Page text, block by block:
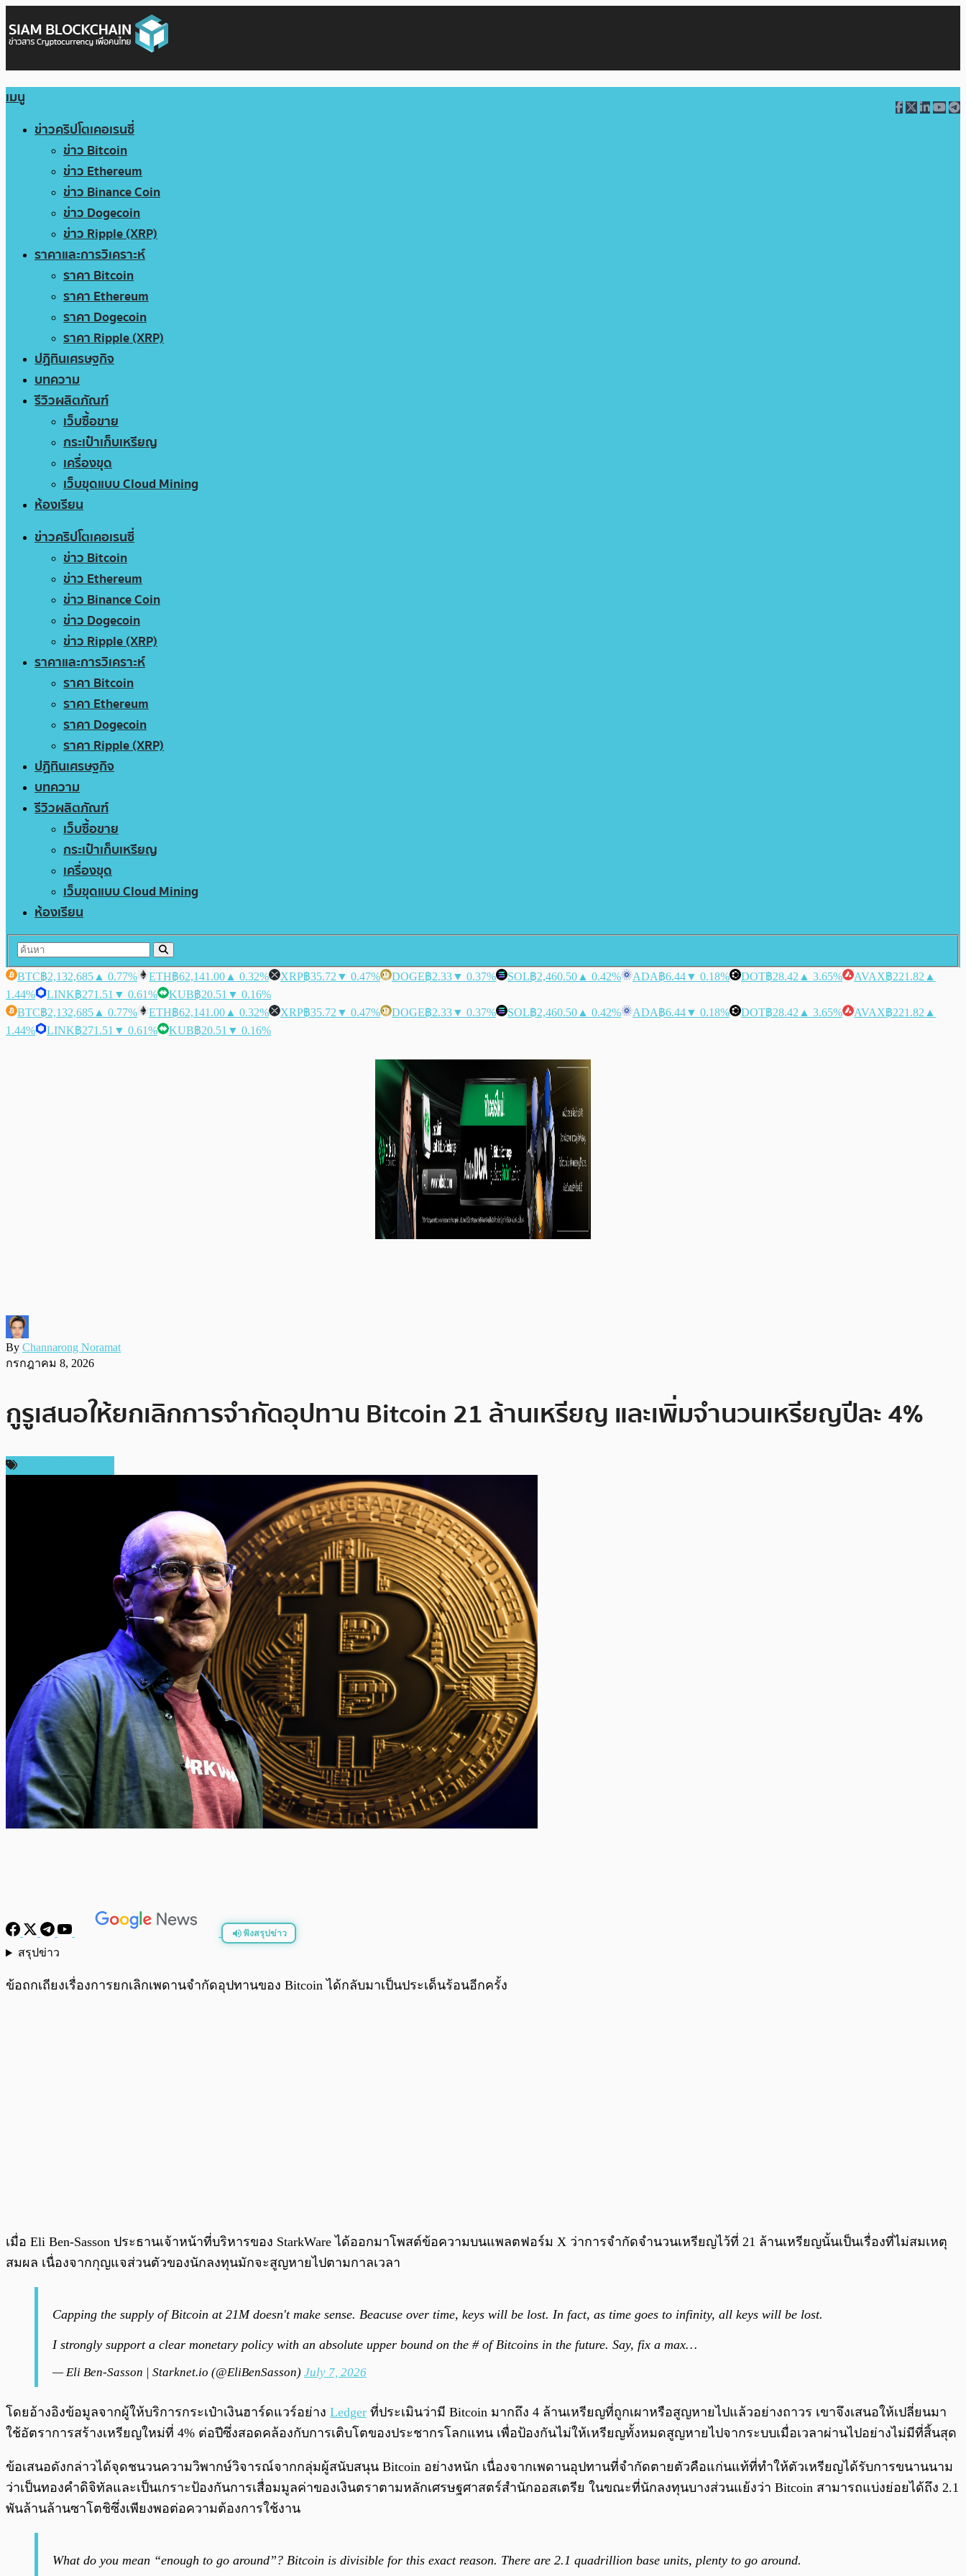
เมนู
ข่าวคริปโตเคอเรนซี่
ข่าว Bitcoin
ข่าว Ethereum
ข่าว Binance Coin
ข่าว Dogecoin
ข่าว Ripple (XRP)
ราคาและการวิเคราะห์
ราคา Bitcoin
ราคา Ethereum
ราคา Dogecoin
ราคา Ripple (XRP)
ปฏิทินเศรษฐกิจ
บทความ
รีวิวผลิตภัณฑ์
เว็บซื้อขาย
กระเป๋าเก็บเหรียญ
เครื่องขุด
เว็บขุดแบบ Cloud Mining
ห้องเรียน
ข่าวคริปโตเคอเรนซี่
ข่าว Bitcoin
ข่าว Ethereum
ข่าว Binance Coin
ข่าว Dogecoin
ข่าว Ripple (XRP)
ราคาและการวิเคราะห์
ราคา Bitcoin
ราคา Ethereum
ราคา Dogecoin
ราคา Ripple (XRP)
ปฏิทินเศรษฐกิจ
บทความ
รีวิวผลิตภัณฑ์
เว็บซื้อขาย
กระเป๋าเก็บเหรียญ
เครื่องขุด
เว็บขุดแบบ Cloud Mining
ห้องเรียน
BTC฿2,132,685 ▲ 0.77% ETH฿62,141.00 ▲ 0.32% XRP฿35.72 ▼ 0.47% DOGE฿2.33▼ 0.37% SOL฿2,460.50 ▲ 0.42% ADA฿6.44▼ 0.18% DOT฿28.42 ▲ 3.65% AVAX฿221.82 ▲
1.44%
LINK฿271.51 ▼ 0.61% KUB฿20.51 ▼ 0.16%
BTC฿2,132,685 ▲ 0.77% ETH฿62,141.00 ▲ 0.32% XRP฿35.72 ▼ 0.47% DOGE฿2.33▼ 0.37% SOL฿2,460.50 ▲ 0.42% ADA฿6.44▼ 0.18% DOT฿28.42 ▲ 3.65% AVAX฿221.82 ▲
1.44%
LINK฿271.51 ▼ 0.61% KUB฿20.51 ▼ 0.16%
By Channarong Noramat
กรกฎาคม 8, 2026
กูรูเสนอให้ยกเลิกการจำกัดอุปทาน Bitcoin 21 ล้านเหรียญ และเพิ่มจำนวนเหรียญปีละ 4%
ฟังสรุปข่าว
สรุปข่าว
ข้อถกเถียงเรื่องการยกเลิกเพดานจำกัดอุปทานของ Bitcoin ได้กลับมาเป็นประเด็นร้อนอีกครั้ง
เมื่อ Eli Ben-Sasson ประธานเจ้าหน้าที่บริหารของ StarkWare ได้ออกมาโพสต์ข้อความบนแพลตฟอร์ม X ว่าการจำกัดจำนวนเหรียญไว้ที่ 21 ล้านเหรียญนั้นเป็นเรื่องที่ไม่สมเหตุ
สมผล เนื่องจากกุญแจส่วนตัวของนักลงทุนมักจะสูญหายไปตามกาลเวลา
Capping the supply of Bitcoin at 21M doesn't make sense. Beacuse over time, keys will be lost. In fact, as time goes to infinity, all keys will be lost.
I strongly support a clear monetary policy with an absolute upper bound on the # of Bitcoins in the future. Say, fix a max…
— Eli Ben-Sasson | Starknet.io (@EliBenSasson) July 7, 2026
โดยอ้างอิงข้อมูลจากผู้ให้บริการกระเป๋าเงินฮาร์ดแวร์อย่าง Ledger ที่ประเมินว่ามี Bitcoin มากถึง 4 ล้านเหรียญที่ถูกเผาหรือสูญหายไปแล้วอย่างถาวร เขาจึงเสนอให้เปลี่ยนมา
ใช้อัตราการสร้างเหรียญใหม่ที่ 4% ต่อปีซึ่งสอดคล้องกับการเติบโตของประชากรโลกแทน เพื่อป้องกันไม่ให้เหรียญทั้งหมดสูญหายไปจากระบบเมื่อเวลาผ่านไปอย่างไม่มีที่สิ้นสุด
ข้อเสนอดังกล่าวได้จุดชนวนความวิพากษ์วิจารณ์จากกลุ่มผู้สนับสนุน Bitcoin อย่างหนัก เนื่องจากเพดานอุปทานที่จำกัดตายตัวคือแก่นแท้ที่ทำให้ตัวเหรียญได้รับการขนานนาม
ว่าเป็นทองคำดิจิทัลและเป็นเกราะป้องกันการเสื่อมมูลค่าของเงินตราตามหลักเศรษฐศาสตร์สำนักออสเตรีย ในขณะที่นักลงทุนบางส่วนแย้งว่า Bitcoin สามารถแบ่งย่อยได้ถึง 2.1
พันล้านล้านซาโตชิซึ่งเพียงพอต่อความต้องการใช้งาน
What do you mean “enough to go around”? Bitcoin is divisible for this exact reason. There are 2.1 quadrillion base units, plenty to go around.